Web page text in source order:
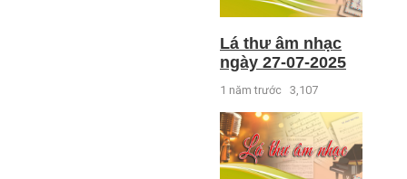
Lá thư âm nhạc
ngày 27-07-2025
1 năm trước 3,107